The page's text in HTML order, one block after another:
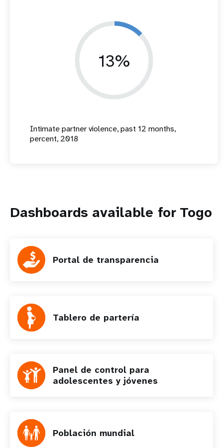
13%
Intimate partner violence, past 12 months,
percent, 2018
Dashboards available for Togo
Portal de transparencia
Tablero de partería
Panel de control para
adolescentes y jóvenes
Población mundial